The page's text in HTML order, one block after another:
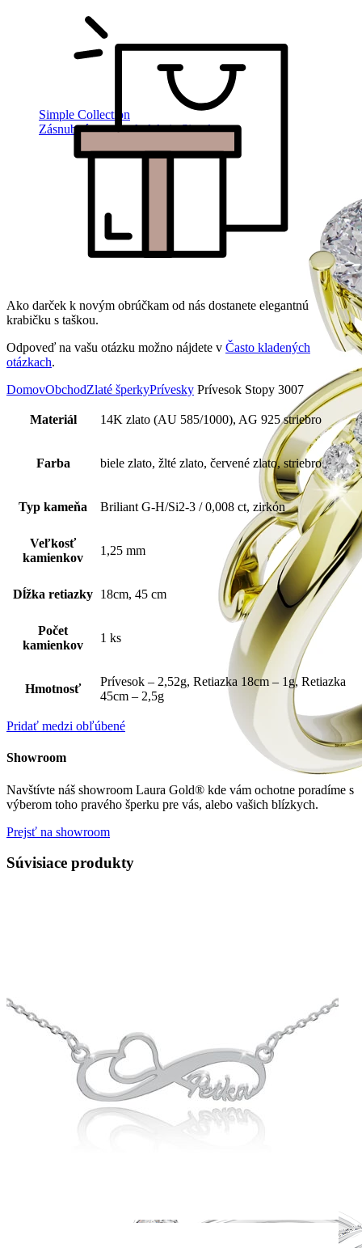
Simple Collection
Zásnubné prstne z kolekcie Simple.
Ako darček k novým obrúčkam od nás dostanete elegantnú
krabičku s taškou.
Odpoveď na vašu otázku možno nájdete v Často kladených
otázkach.
DomovObchodZlaté šperkyPrívesky Prívesok Stopy 3007
Materiál 14K zlato (AU 585/1000), AG 925 striebro
Farba biele zlato, žlté zlato, červené zlato, striebro
Typ kameňa Briliant G-H/Si2-3 / 0,008 ct, zirkón
Veľkosť
kamienkov
1,25 mm
Dĺžka retiazky 18cm, 45 cm
Počet
kamienkov
1 ks
Hmotnosť
Prívesok – 2,52g, Retiazka 18cm – 1g, Retiazka
45cm – 2,5g
Pridať medzi obľúbené
Showroom
Navštívte náš showroom Laura Gold® kde vám ochotne poradíme s
výberom toho pravého šperku pre vás, alebo vašich blízkych.
Prejsť na showroom
Súvisiace produkty